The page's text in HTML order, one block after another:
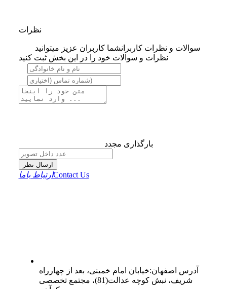
نظرات
سوالات و نظرات کاربرانشما کاربران عزیز میتوانید
نظرات و سوالات خود را در این بخش ثبت کنید
بارگذاری مجدد
ارسال نظر
ارتباط باماContact Us
آدرس اصفهان:خیابان امام خمینی، بعد از چهارراه
شریف، نبش کوچه عدالت(81)، مجتمع تخصصی